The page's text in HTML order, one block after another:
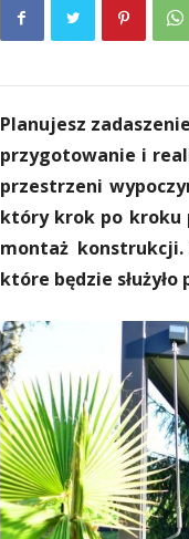
Planujesz
przygotowanie i
przestrzeni
który krok po kroku
montaż
które będzie służyło